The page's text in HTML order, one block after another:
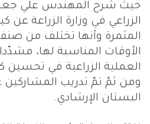
حيث شرح المهندس علي
الزراعي في وزارة الزراعة عن
المثمرة وأنها تختلف من
الأوقات المناسبة لها،
العملية الزراعية في تحسين
ومن ثمّ تمّ تدريب المشاركين
البستان الإرشادي.